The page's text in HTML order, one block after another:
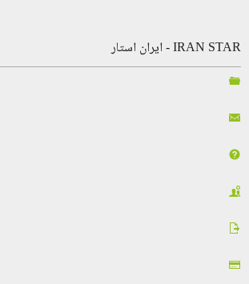
IRAN STAR - ایران استار